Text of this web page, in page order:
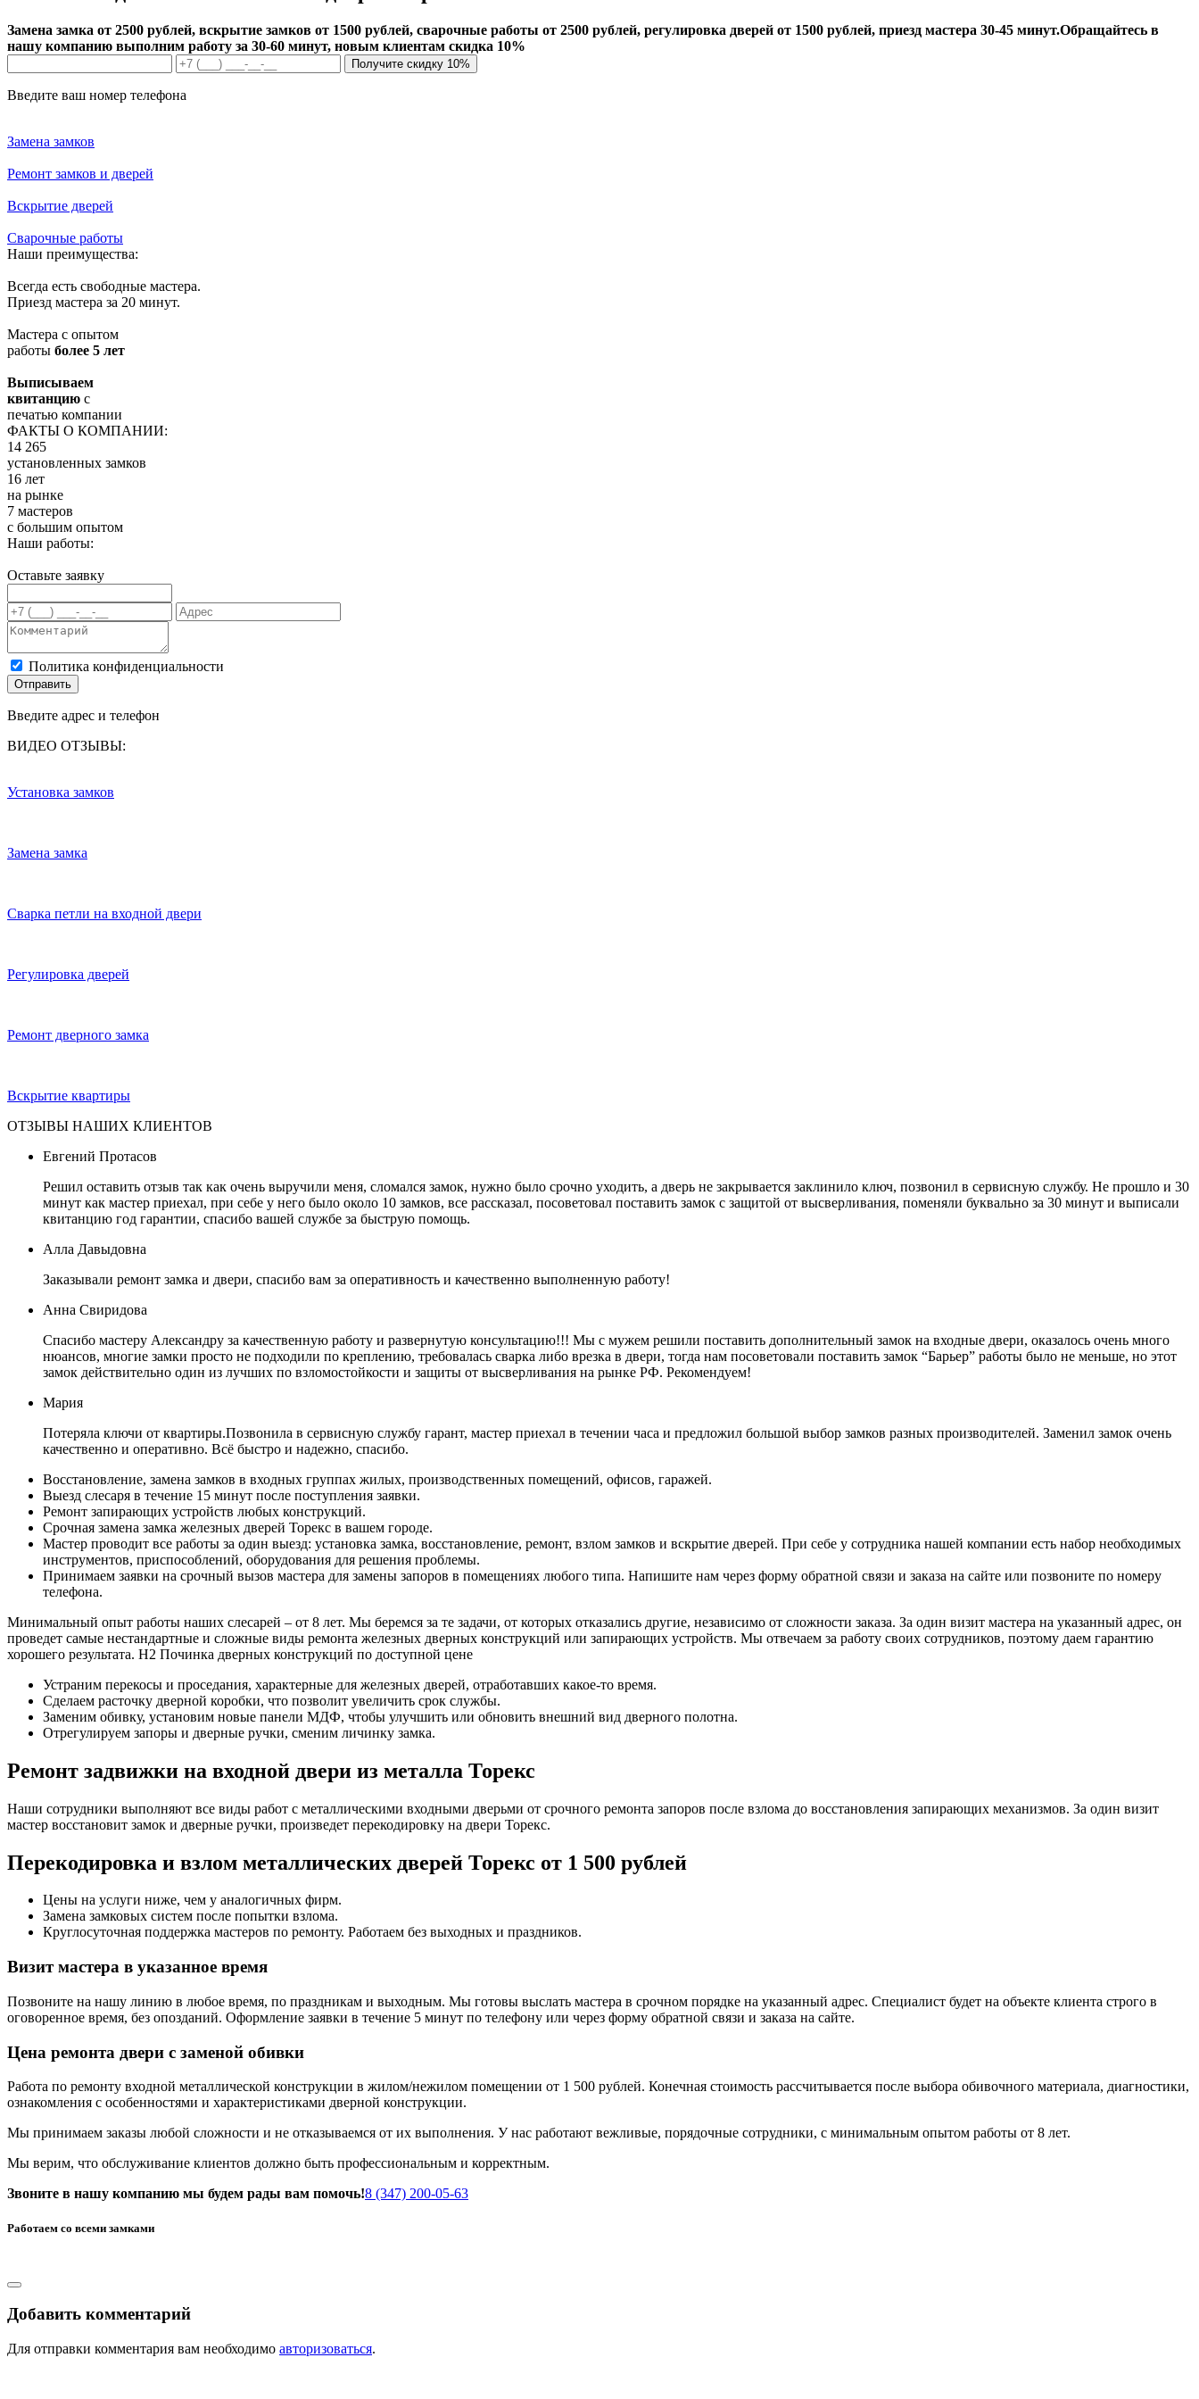
Замена замка от 2500 рублей, вскрытие замков от 1500 рублей, сварочные работы от 2500 рублей, регулировка дверей от 1500 рублей, приезд мастера 30-45 минут.Обращайтесь в
нашу компанию выполним работу за 30-60 минут, новым клиентам скидка 10%
Получите скидку 10%
Введите ваш номер телефона
Замена замков
Ремонт замков и дверей
Вскрытие дверей
Сварочные работы
Наши преимущества:
Всегда есть свободные мастера.
Приезд мастера за 20 минут.
Мастера с опытом
работы более 5 лет
Выписываем
квитанцию с
печатью компании
ФАКТЫ О КОМПАНИИ:
14 265
установленных замков
16 лет
на рынке
7 мастеров
с большим опытом
Наши работы:
Оставьте заявку
Политика конфиденциальности
Отправить
Введите адрес и телефон
ВИДЕО ОТЗЫВЫ:
Установка замков
Замена замка
Сварка петли на входной двери
Регулировка дверей
Ремонт дверного замка
Вскрытие квартиры
ОТЗЫВЫ НАШИХ КЛИЕНТОВ
Евгений Протасов
Решил оставить отзыв так как очень выручили меня, сломался замок, нужно было срочно уходить, а дверь не закрывается заклинило ключ, позвонил в сервисную службу. Не прошло и 30
минут как мастер приехал, при себе у него было около 10 замков, все рассказал, посоветовал поставить замок с защитой от высверливания, поменяли буквально за 30 минут и выписали
квитанцию год гарантии, спасибо вашей службе за быструю помощь.
Алла Давыдовна
Заказывали ремонт замка и двери, спасибо вам за оперативность и качественно выполненную работу!
Анна Свиридова
Спасибо мастеру Александру за качественную работу и развернутую консультацию!!! Мы с мужем решили поставить дополнительный замок на входные двери, оказалось очень много
нюансов, многие замки просто не подходили по креплению, требовалась сварка либо врезка в двери, тогда нам посоветовали поставить замок “Барьер” работы было не меньше, но этот
замок действительно один из лучших по взломостойкости и защиты от высверливания на рынке РФ. Рекомендуем!
Мария
Потеряла ключи от квартиры.Позвонила в сервисную службу гарант, мастер приехал в течении часа и предложил большой выбор замков разных производителей. Заменил замок очень
качественно и оперативно. Всё быстро и надежно, спасибо.
Восстановление, замена замков в входных группах жилых, производственных помещений, офисов, гаражей.
Выезд слесаря в течение 15 минут после поступления заявки.
Ремонт запирающих устройств любых конструкций.
Срочная замена замка железных дверей Торекс в вашем городе.
Мастер проводит все работы за один выезд: установка замка, восстановление, ремонт, взлом замков и вскрытие дверей. При себе у сотрудника нашей компании есть набор необходимых
инструментов, приспособлений, оборудования для решения проблемы.
Принимаем заявки на срочный вызов мастера для замены запоров в помещениях любого типа. Напишите нам через форму обратной связи и заказа на сайте или позвоните по номеру
телефона.
Минимальный опыт работы наших слесарей – от 8 лет. Мы беремся за те задачи, от которых отказались другие, независимо от сложности заказа. За один визит мастера на указанный адрес, он
проведет самые нестандартные и сложные виды ремонта железных дверных конструкций или запирающих устройств. Мы отвечаем за работу своих сотрудников, поэтому даем гарантию
хорошего результата. Н2 Починка дверных конструкций по доступной цене
Устраним перекосы и проседания, характерные для железных дверей, отработавших какое-то время.
Сделаем расточку дверной коробки, что позволит увеличить срок службы.
Заменим обивку, установим новые панели МДФ, чтобы улучшить или обновить внешний вид дверного полотна.
Отрегулируем запоры и дверные ручки, сменим личинку замка.
Ремонт задвижки на входной двери из металла Торекс
Наши сотрудники выполняют все виды работ с металлическими входными дверьми от срочного ремонта запоров после взлома до восстановления запирающих механизмов. За один визит
мастер восстановит замок и дверные ручки, произведет перекодировку на двери Торекс.
Перекодировка и взлом металлических дверей Торекс от 1 500 рублей
Цены на услуги ниже, чем у аналогичных фирм.
Замена замковых систем после попытки взлома.
Круглосуточная поддержка мастеров по ремонту. Работаем без выходных и праздников.
Визит мастера в указанное время
Позвоните на нашу линию в любое время, по праздникам и выходным. Мы готовы выслать мастера в срочном порядке на указанный адрес. Специалист будет на объекте клиента строго в
оговоренное время, без опозданий. Оформление заявки в течение 5 минут по телефону или через форму обратной связи и заказа на сайте.
Цена ремонта двери с заменой обивки
Работа по ремонту входной металлической конструкции в жилом/нежилом помещении от 1 500 рублей. Конечная стоимость рассчитывается после выбора обивочного материала, диагностики,
ознакомления с особенностями и характеристиками дверной конструкции.
Мы принимаем заказы любой сложности и не отказываемся от их выполнения. У нас работают вежливые, порядочные сотрудники, с минимальным опытом работы от 8 лет.
Мы верим, что обслуживание клиентов должно быть профессиональным и корректным.
Звоните в нашу компанию мы будем рады вам помочь!8 (347) 200-05-63
Работаем со всеми замками
Добавить комментарий
Для отправки комментария вам необходимо авторизоваться.